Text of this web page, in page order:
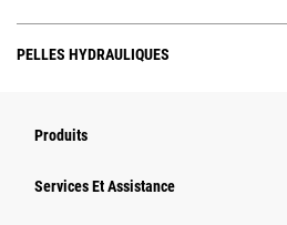
PELLES HYDRAULIQUES
Produits
Services Et Assistance